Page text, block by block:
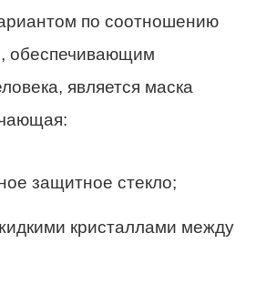
по соотношению
обеспечивающим
является маска
защитное стекло;
кристаллами между